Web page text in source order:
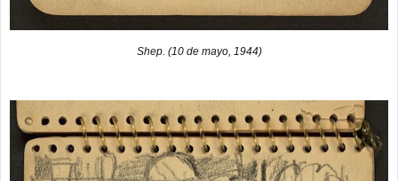
Shep. (10 de mayo, 1944)